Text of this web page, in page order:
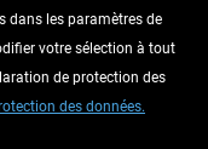
dans les paramètres de
votre sélection à tout
de protection des
des données.